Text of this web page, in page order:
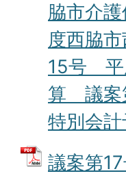
脇市介
度西脇
15号 平
算 議案
特別会
議案第